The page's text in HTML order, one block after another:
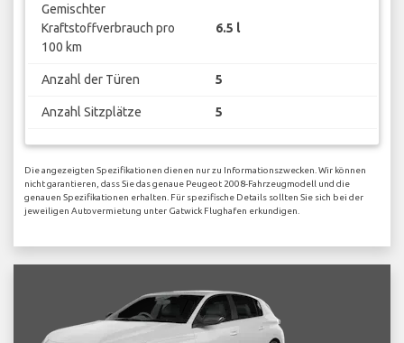
Gemischter
Kraftstoffverbrauch pro
100 km
6.5 l
Anzahl der Türen 5
Anzahl Sitzplätze 5
Die angezeigten Spezifikationen dienen nur zu Informationszwecken. Wir können
nicht garantieren, dass Sie das genaue Peugeot 2008-Fahrzeugmodell und die
genauen Spezifikationen erhalten. Für spezifische Details sollten Sie sich bei der
jeweiligen Autovermietung unter Gatwick Flughafen erkundigen.